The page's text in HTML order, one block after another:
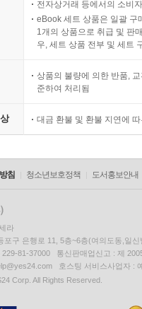
전자상거래 등에서의 소비
eBook 세트 상품은 일괄 구
1개의 상품으로 취급 및 판
우, 세트 상품 전부 및 세트
상품의 불량에 의한 반품,
준하여 처리됨
대금 환불 및 환불 지연에
침 청소년보호정책 도서홍보안내
라
포구 은행로 11, 5층~6층(여의도동,일신
229-81-37000 통신판매업신고 : 제
호스팅 서비스사업자 :
Corp. All Rights Reserved.